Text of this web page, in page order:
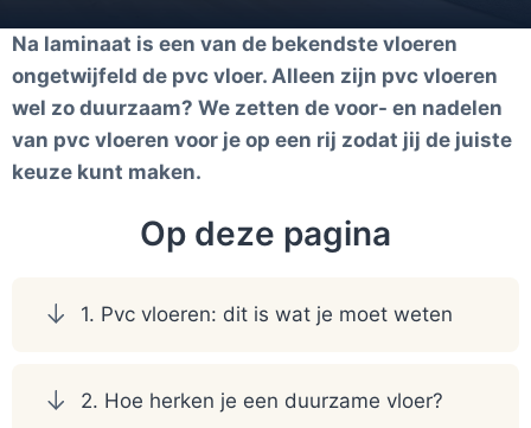
Na laminaat is een van de bekendste vloeren
ongetwijfeld de pvc vloer. Alleen zijn pvc vloeren
wel zo duurzaam? We zetten de voor- en nadelen
van pvc vloeren voor je op een rij zodat jij de juiste
keuze kunt maken.
Op deze pagina
1. Pvc vloeren: dit is wat je moet weten
2. Hoe herken je een duurzame vloer?